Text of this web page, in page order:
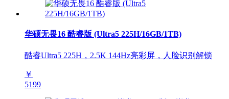
华硕无畏16 酷睿版 (Ultra5 225H/16GB/1TB)
酷睿Ultra5 225H，2.5K 144Hz亮彩屏，人脸识别解锁
￥
5199